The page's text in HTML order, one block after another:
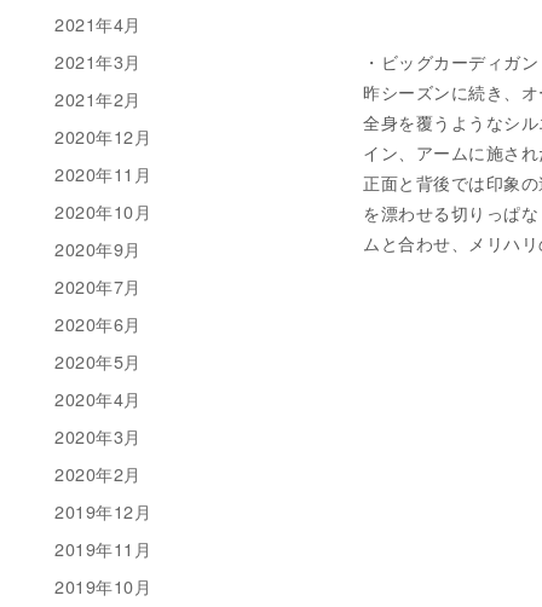
・ビッグカーディ
昨シーズンに続き、
全身を覆うようなシ
イン、アームに施さ
正面と背後では印象
を漂わせる切りっぱ
ムと合わせ、メリハ
2021年4月
2021年3月
2021年2月
2020年12月
2020年11月
2020年10月
2020年9月
2020年7月
2020年6月
2020年5月
2020年4月
2020年3月
2020年2月
2019年12月
2019年11月
2019年10月